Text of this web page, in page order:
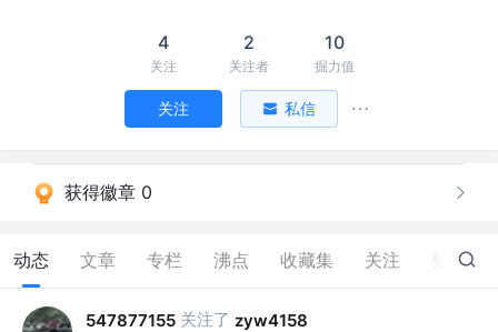
4
关注
2
关注者
10
掘力值
关注 私信
获得徽章 0
动态 文章 专栏 沸点 收藏集 关注 3
547877155 关注了 zyw4158